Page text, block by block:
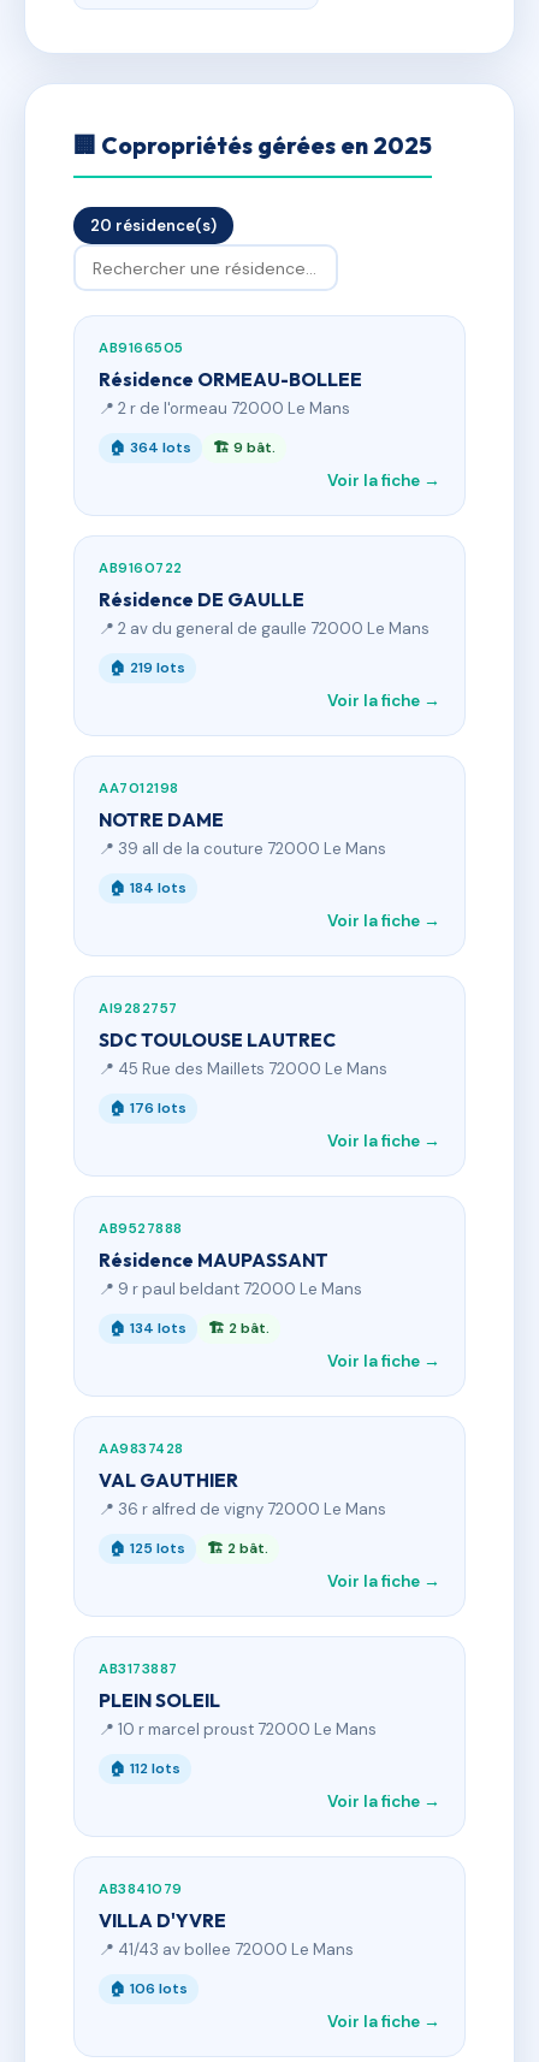
🏢 Copropriétés gérées en 2025
20 résidence(s)
AB9166505
Résidence ORMEAU-BOLLEE
📍 2 r de l'ormeau 72000 Le Mans
🏠 364 lots 🏗 9 bât.
Voir la fiche →
AB9160722
Résidence DE GAULLE
📍 2 av du general de gaulle 72000 Le Mans
🏠 219 lots
Voir la fiche →
AA7012198
NOTRE DAME
📍 39 all de la couture 72000 Le Mans
🏠 184 lots
Voir la fiche →
AI9282757
SDC TOULOUSE LAUTREC
📍 45 Rue des Maillets 72000 Le Mans
🏠 176 lots
Voir la fiche →
AB9527888
Résidence MAUPASSANT
📍 9 r paul beldant 72000 Le Mans
🏠 134 lots 🏗 2 bât.
Voir la fiche →
AA9837428
VAL GAUTHIER
📍 36 r alfred de vigny 72000 Le Mans
🏠 125 lots 🏗 2 bât.
Voir la fiche →
AB3173887
PLEIN SOLEIL
📍 10 r marcel proust 72000 Le Mans
🏠 112 lots
Voir la fiche →
AB3841079
VILLA D'YVRE
📍 41/43 av bollee 72000 Le Mans
🏠 106 lots
Voir la fiche →